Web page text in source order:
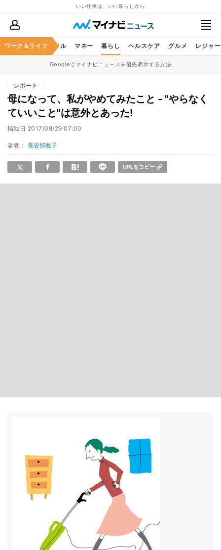
いい仕事は、いい暮らしから
ワーク＆ライフ
ア ビジネススキル マネー 暮らし ヘルスケア グルメ レジャー
Googleでマイナビニュースを優先表示する方法
レポート
母になって、私がやめてみたこと - "やらなく
ていいこと"は意外とあった!
掲載日 2017/08/29 07:00
著者： 長谷部敦子
URLをコピー